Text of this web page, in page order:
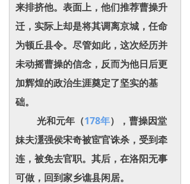
来排挤他。表面上，他们推荐曹操升
迁，实际上却是将其调离京城，任命
为顿丘县令。尽管如此，这次经历并
未动摇曹操的信念，反而为他日后更
加辉煌的政治生涯奠定了坚实的基
础。
光和元年（178年），曹操因堂
妹夫濦强侯宋奇被宦官诛杀，受到牵
连，被免去官职。其后，在洛阳无事
可做，回到家乡谯县闲居。